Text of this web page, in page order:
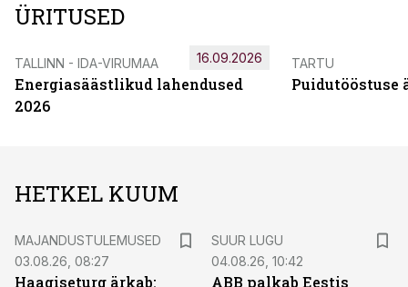
ÜRITUSED
TALLINN - IDA-VIRUMAA
Energiasäästlikud lahendused
2026
16.09.2026 TARTU
Puidutööstuse
HETKEL KUUM
MAJANDUSTULEMUSED
03.08.26, 08:27
Haagiseturg ärkab:
SUUR LUGU
04.08.26, 10:42
ABB palkab Eestis